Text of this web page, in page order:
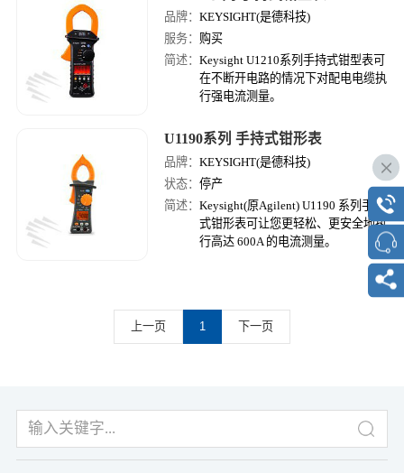
品牌：KEYSIGHT(是德科技)
服务： 购买
简述：Keysight U1210系列手持式钳型表可
在不断开电路的情况下对配电电缆执
行强电流测量。
U1190系列 手持式钳形表
品牌：KEYSIGHT(是德科技)
状态：停产
简述：Keysight(原Agilent) U1190 系列手持
式钳形表可让您更轻松、更安全地执
行高达 600A 的电流测量。
上一页 1 下一页